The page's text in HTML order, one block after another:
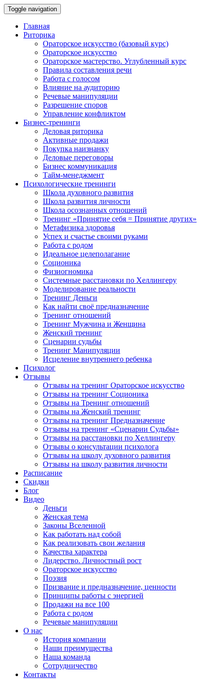
Toggle navigation
Главная
Риторика
Ораторское искусство (базовый курс)
Ораторское искусство
Ораторское мастерство. Углубленный курс
Правила составления речи
Работа с голосом
Влияние на аудиторию
Речевые манипуляции
Разрешение споров
Управление конфликтом
Бизнес-тренинги
Деловая риторика
Активные продажи
Покупка наизнанку
Деловые переговоры
Бизнес коммуникация
Тайм-менеджмент
Психологические тренинги
Школа духовного развития
Школа развития личности
Школа осознанных отношений
Тренинг «Принятие себя = Принятие других»
Метафизика здоровья
Успех и счастье своими руками
Работа с родом
Идеальное целеполагание
Соционика
Физиогномика
Системные расстановки по Хеллингеру
Моделирование реальности
Тренинг Деньги
Как найти своё предназначение
Тренинг отношений
Тренинг Мужчина и Женщина
Женский тренинг
Сценарии судьбы
Тренинг Манипуляции
Исцеление внутреннего ребенка
Психолог
Отзывы
Отзывы на тренинг Ораторское искусство
Отзывы на тренинг Соционика
Отзывы на Тренинг отношений
Отзывы на Женский тренинг
Отзывы на тренинг Предназначение
Отзывы на тренинг «Сценарии Судьбы»
Отзывы на расстановки по Хеллингеру
Отзывы о консультации психолога
Отзывы на школу духовного развития
Отзывы на школу развития личности
Расписание
Скидки
Блог
Видео
Деньги
Женская тема
Законы Вселенной
Как работать над собой
Как реализовать свои желания
Качества характера
Лидерство. Личностный рост
Ораторское искусство
Поэзия
Призвание и предназначение, ценности
Принципы работы с энергией
Продажи на все 100
Работа с родом
Речевые манипуляции
О нас
История компании
Наши преимущества
Наша команда
Сотрудничество
Контакты